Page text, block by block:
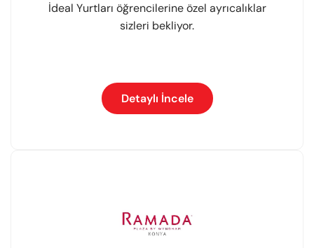
İdeal Yurtları öğrencilerine özel ayrıcalıklar
sizleri bekliyor.
Detaylı İncele